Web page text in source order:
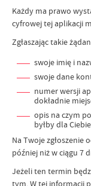
Każdy ma prawo
cyfrowej tej aplikacji
Zgłaszając takie
swoje imię i
swoje dane
numer wersji
dokładnie
opis na czym
byłby dla
Na Twoje zgłoszenie
później niż w ciągu 7
Jeżeli ten termin
tym. W tej informacji